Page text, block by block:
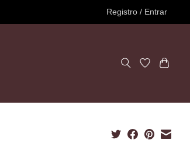
Registro / Entrar